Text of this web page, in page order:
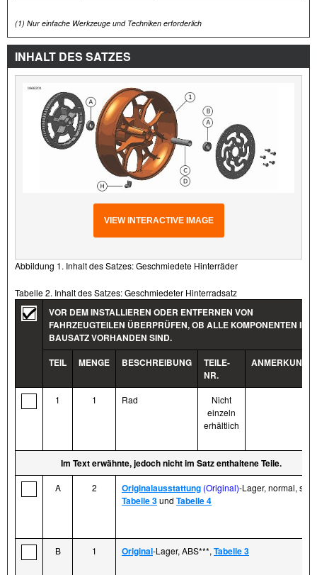
(1) Nur einfache Werkzeuge und Techniken erforderlich
INHALT DES SATZES
VIEW INTERACTIVE IMAGE
Abbildung 1. Inhalt des Satzes: Geschmiedete Hinterräder
Tabelle 2. Inhalt des Satzes: Geschmiedeter Hinterradsatz
VOR DEM INSTALLIEREN ODER ENTFERNEN VON
FAHRZEUGTEILEN ÜBERPRÜFEN, OB ALLE KOMPONENTEN IM
BAUSATZ VORHANDEN SIND.
TEIL
MENGE BESCHREIBUNG
TEILE-
NR.
1 1 Rad
Nicht
einzeln
erhältlich
Im Text erwähnte, jedoch nicht im Satz enthaltene Teile.
A 2 Originalausstattung (Original)-Lager, normal,
Tabelle 3und Tabelle 4
B 1 Original-Lager, ABS***, Tabelle 3